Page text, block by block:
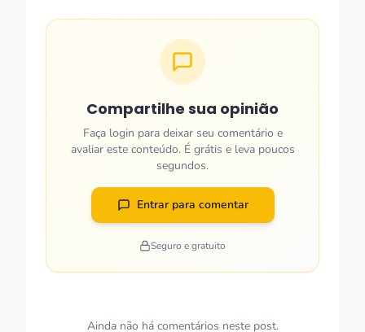
Compartilhe sua opinião
Faça login para deixar seu comentário e
avaliar este conteúdo. É grátis e leva poucos
segundos.
Entrar para comentar
Seguro e gratuito
Ainda não há comentários neste post.